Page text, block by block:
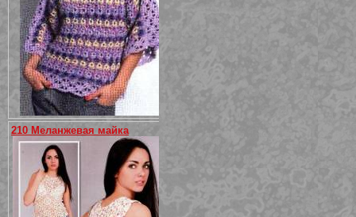
210 Меланжевая майка